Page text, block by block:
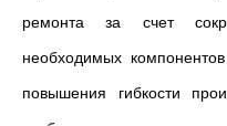
ремонта за счет
необходимых
повышения гибкости